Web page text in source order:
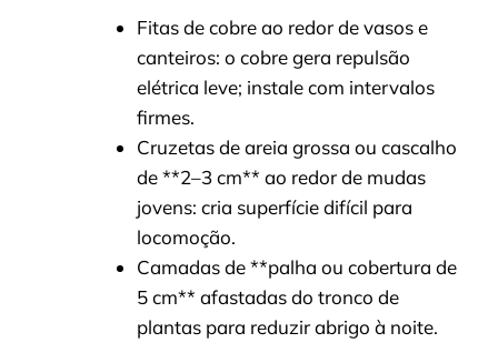
Fitas de cobre ao redor de vasos e
canteiros: o cobre gera repulsão
elétrica leve; instale com intervalos
firmes.
Cruzetas de areia grossa ou cascalho
de **2–3 cm** ao redor de mudas
jovens: cria superfície difícil para
locomoção.
Camadas de **palha ou cobertura de
5 cm** afastadas do tronco de
plantas para reduzir abrigo à noite.